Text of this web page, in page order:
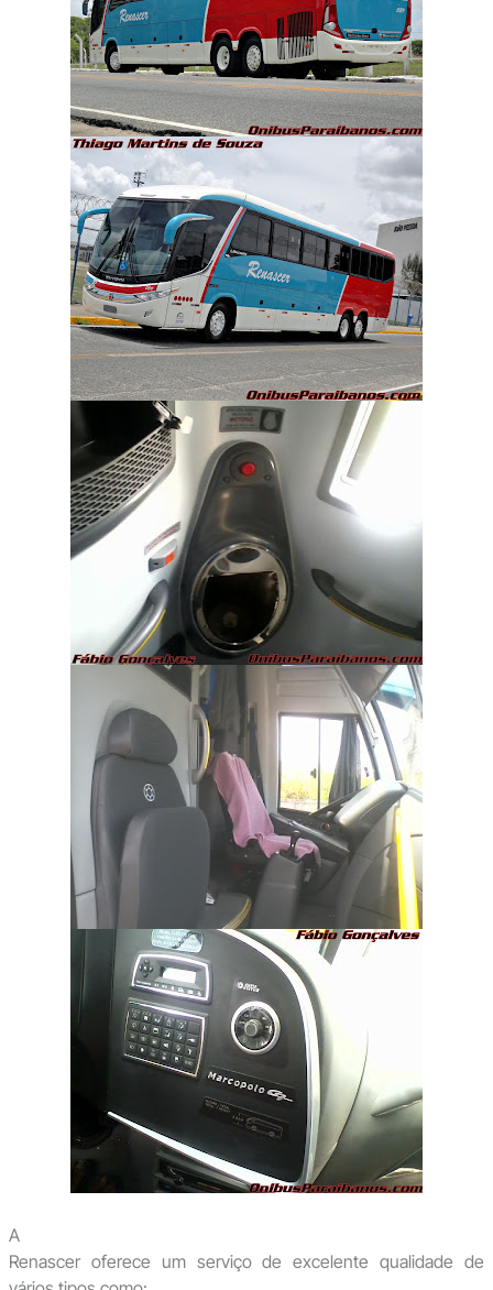
A
Renascer oferece um serviço de excelente qualidade de